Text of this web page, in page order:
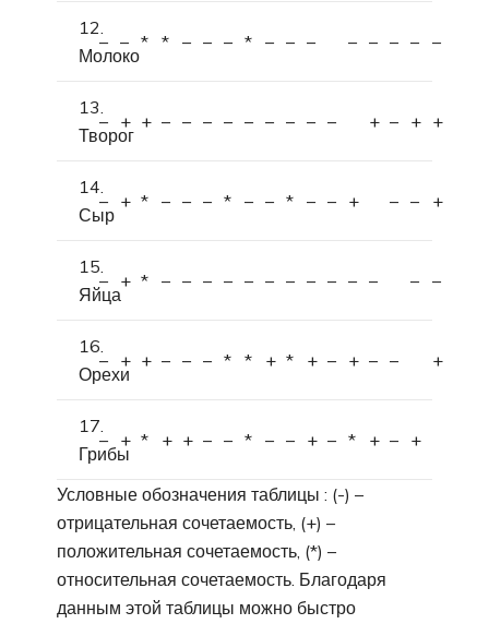
12.
Молоко
– – * * – – – * – – – – – – – –
13.
Творог
– + + – – – – – – – – – + – + +
14.
Сыр
– + * – – – * – – * – – + – – +
15.
Яйца
– + * – – – – – – – – – – – – –
16.
Орехи
– + + – – – * * + * + – + – – +
17.
Грибы
– + * + + – – * – – + – * + – +
Условные обозначения таблицы : (-) –
отрицательная сочетаемость, (+) –
положительная сочетаемость, (*) –
относительная сочетаемость. Благодаря
данным этой таблицы можно быстро